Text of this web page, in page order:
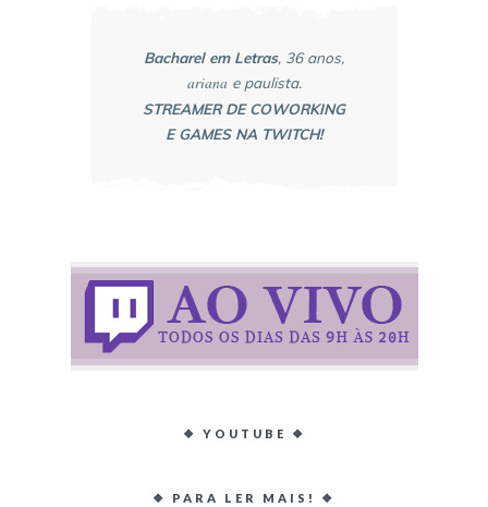
Bacharel em Letras, 36 anos,
arianae paulista.
STREAMER DE COWORKING
E GAMES NA TWITCH!
❖ YOUTUBE ❖
❖ PARA LER MAIS! ❖